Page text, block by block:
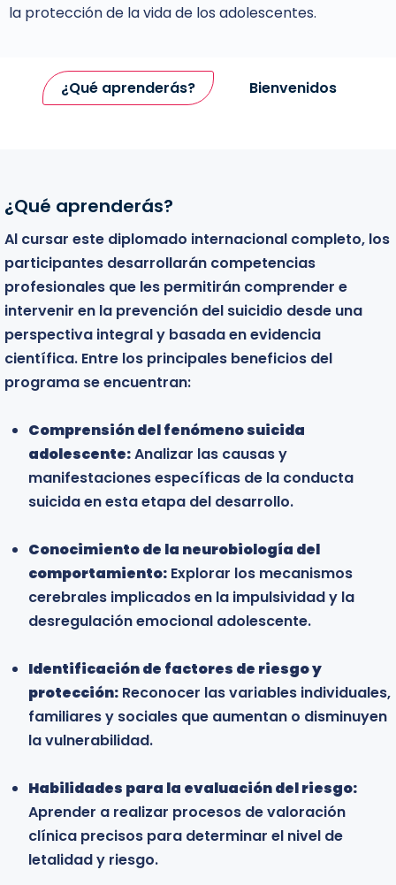
la protección de la vida de los adolescentes.
¿Qué aprenderás? Bienvenidos
¿Qué aprenderás?
Al cursar este diplomado internacional completo, los
participantes desarrollarán competencias
profesionales que les permitirán comprender e
intervenir en la prevención del suicidio desde una
perspectiva integral y basada en evidencia
científica. Entre los principales beneficios del
programa se encuentran:
Comprensión del fenómeno suicida
adolescente:Analizar las causas y
manifestaciones específicas de la conducta
suicida en esta etapa del desarrollo.
Conocimiento de la neurobiología del
comportamiento: Explorar los mecanismos
cerebrales implicados en la impulsividad y la
desregulación emocional adolescente.
Identificación de factores de riesgo y
protección: Reconocer las variables individuales,
familiares y sociales que aumentan o disminuyen
la vulnerabilidad.
Habilidades para la evaluación del riesgo:
Aprender a realizar procesos de valoración
clínica precisos para determinar el nivel de
letalidad y riesgo.
Bienvenidos
Este diplomado está dirigido a todos aquellos
profesionales y estudiantes que desean profundizar
en el conocimiento clínico de la prevención del
suicidio y fortalecer sus competencias para el
acompañamiento de adolescentes en situación de
riesgo. El programa está especialmente dirigido a:
psiquiatras, psicoterapeutas y profesionales del
acompañamiento terapéutico que buscan
ampliar sus conocimientos sobre los modelos
actuales de prevención e intervención en
Profesionales del área médica y de la salud:
Médicos, enfermeros, pediatras y otros
profesionales del ámbito sanitario interesados
y manejo inicial del riesgo suicida en pacientes
jóvenes.
Profesionales del ámbito educativo:
escolares que requieren herramientas prácticas
para identificar señales de alerta, intervenir en
crisis y generar protocolos de prevención dentro
de las instituciones.